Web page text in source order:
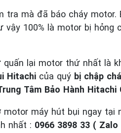
mà đã báo cháy motor.
100% là motor bị hỏng
lại motor thứ nhất là
Hitachi của quý bị chập
Tâm Bảo Hành Hitachi
máy hút bụi ngay tại
nhất : 0966 3898 33 ( Zalo